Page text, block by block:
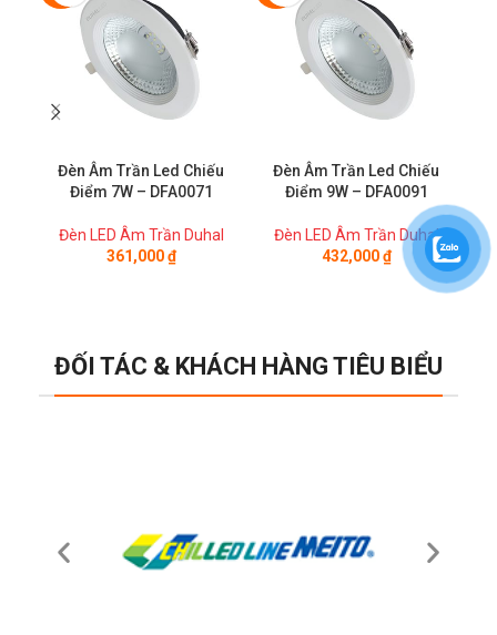
Đèn Âm Trần Led Chiếu
Điểm 7W – DFA0071
Đèn LED Âm Trần Duhal
361,000₫
Đèn Âm Trần Led Chiếu
Điểm 9W – DFA0091
Đèn LED Âm Trần Duhal
432,000₫
ĐỐI TÁC & KHÁCH HÀNG TIÊU BIỂU